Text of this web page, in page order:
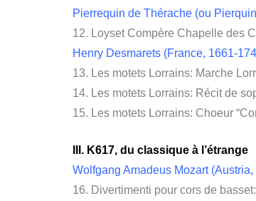
Pierrequin de Thérache (ou
12. Loyset Compère Chapelle des
Henry Desmarets (France, 1661-
13. Les motets Lorrains: Marche
14. Les motets Lorrains: Récit de
15. Les motets Lorrains: Choeur
III. K617, du classique à l’étrange
Wolfgang Amadeus Mozart
16. Divertimenti pour cors de